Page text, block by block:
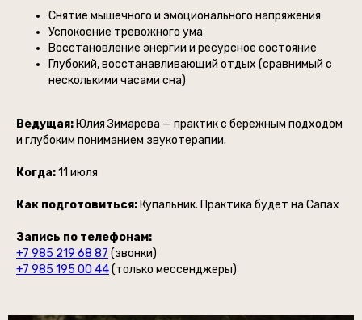
Снятие мышечного и эмоционального напряжения
Успокоение тревожного ума
Восстановление энергии и ресурсное состояние
Глубокий, восстанавливающий отдых (сравнимый с
несколькими часами сна)
Ведущая: Юлия Зимарева — практик с бережным подходом
и глубоким пониманием звукотерапии.
Когда:11 июля
Как подготовиться: Купальник. Практика будет на Сапах
Запись по телефонам:
+7 985 219 68 87 (звонки)
+7 985 195 00 44(только мессенджеры)